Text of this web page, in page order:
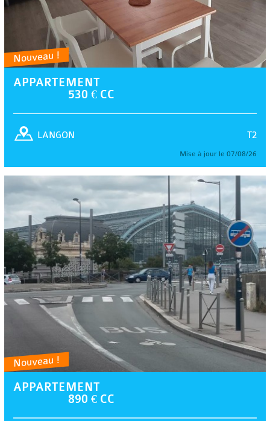
Nouveau !
APPARTEMENT
530 € CC
T2
LANGON
Mise à jour le 07/08/26
Nouveau !
APPARTEMENT
890 € CC